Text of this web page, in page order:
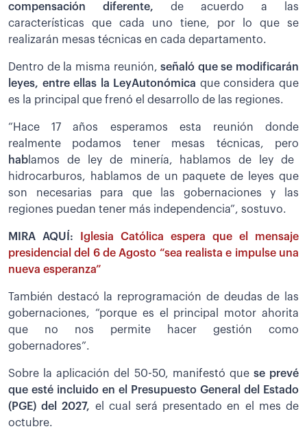
compensación diferente, de acuerdo a las
características que cada uno tiene, por lo que se
realizarán mesas técnicas en cada departamento.
Dentro de la misma reunión, señaló que se modificarán
leyes, entre ellas la LeyAutonómica que considera que
es la principal que frenó el desarrollo de las regiones.
“Hace 17 años esperamos esta reunión donde
realmente podamos tener mesas técnicas, pero
ha b lamos de ley de minería, hablamos de ley de
hidrocarburos, hablamos de un paquete de leyes que
son necesarias para que las gobernaciones y las
regiones puedan tener más independencia”, sostuvo.
MIRA AQUÍ:
Iglesia Católica espera que el mensaje
presidencial del 6 de Agosto “sea realista e impulse una
nueva esperanza”
También destacó la reprogramación de deudas de las
gobernaciones, “porque es el principal motor ahorita
que no nos permite hacer gestión como
gobernadores”.
Sobre la aplicación del 50-50, manifestó que se prevé
que esté incluido en el Presupuesto General del Estado
(PGE) del 2027, el cual será presentado en el mes de
octubre.